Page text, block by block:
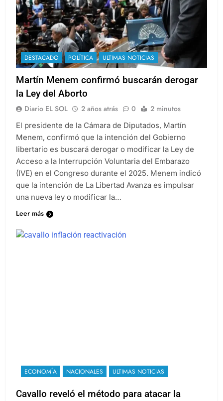
DESTACADO POLÍTICA ULTIMAS NOTICIAS
Martín Menem confirmó buscarán derogar
la Ley del Aborto
Diario EL SOL 2 años atrás 0 2 minutos
El presidente de la Cámara de Diputados, Martín
Menem, confirmó que la intención del Gobierno
libertario es buscará derogar o modificar la Ley de
Acceso a la Interrupción Voluntaria del Embarazo
(IVE) en el Congreso durante el 2025. Menem indicó
que la intención de La Libertad Avanza es impulsar
una nueva ley o modificar la…
Leer más
ECONOMÍA NACIONALES ULTIMAS NOTICIAS
Cavallo reveló el método para atacar la